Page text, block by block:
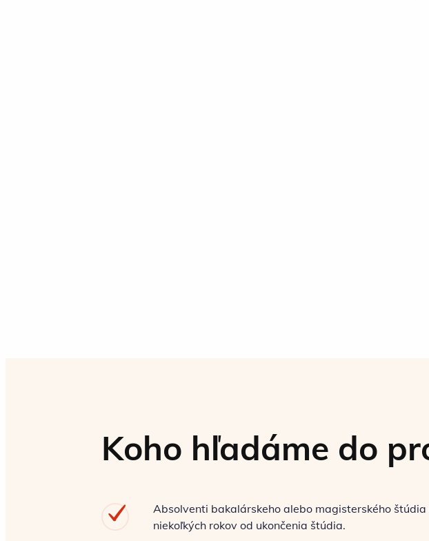
Koho hľadáme do
Absolventi bakalárskeho alebo magisterského štúdia
niekoľkých rokov od ukončenia štúdia.